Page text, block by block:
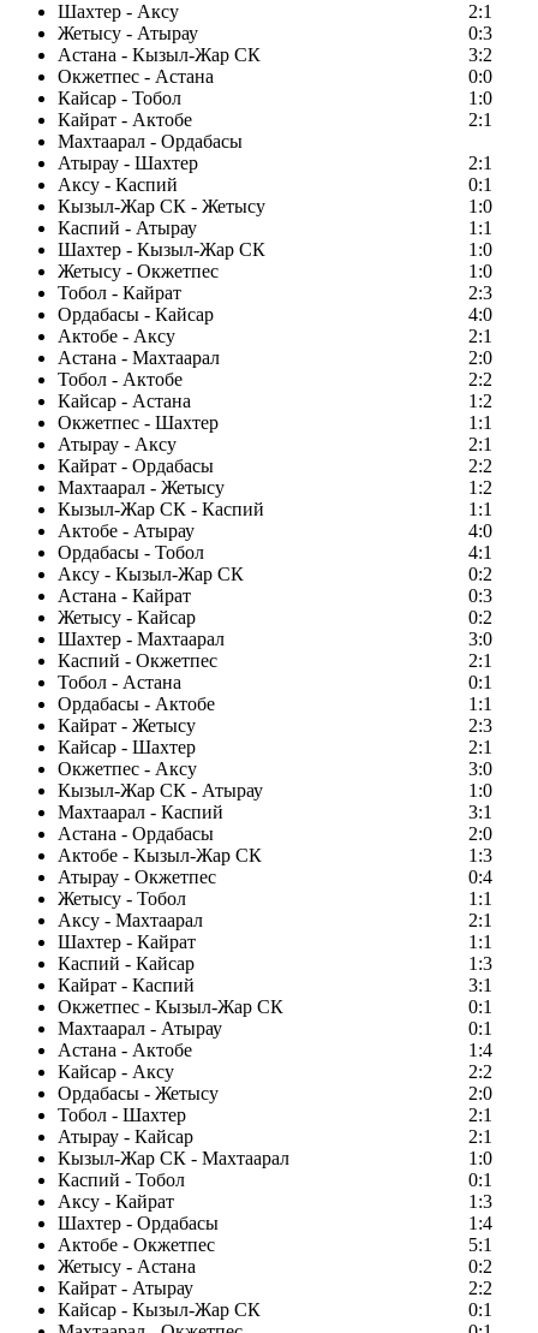
Шахтер - Аксу
2:1
Жетысу - Атырау
0:3
Астана - Кызыл-Жар СК
3:2
Окжетпес - Астана
0:0
Кайсар - Тобол
1:0
Кайрат - Актобе
2:1
Махтаарал - Ордабасы
Атырау - Шахтер
2:1
Аксу - Каспий
0:1
Кызыл-Жар СК - Жетысу
1:0
Каспий - Атырау
1:1
Шахтер - Кызыл-Жар СК
1:0
Жетысу - Окжетпес
1:0
Тобол - Кайрат
2:3
Ордабасы - Кайсар
4:0
Актобе - Аксу
2:1
Астана - Махтаарал
2:0
Тобол - Актобе
2:2
Кайсар - Астана
1:2
Окжетпес - Шахтер
1:1
Атырау - Аксу
2:1
Кайрат - Ордабасы
2:2
Махтаарал - Жетысу
1:2
Кызыл-Жар СК - Каспий
1:1
Актобе - Атырау
4:0
Ордабасы - Тобол
4:1
Аксу - Кызыл-Жар СК
0:2
Астана - Кайрат
0:3
Жетысу - Кайсар
0:2
Шахтер - Махтаарал
3:0
Каспий - Окжетпес
2:1
Тобол - Астана
0:1
Ордабасы - Актобе
1:1
Кайрат - Жетысу
2:3
Кайсар - Шахтер
2:1
Окжетпес - Аксу
3:0
Кызыл-Жар СК - Атырау
1:0
Махтаарал - Каспий
3:1
Астана - Ордабасы
2:0
Актобе - Кызыл-Жар СК
1:3
Атырау - Окжетпес
0:4
Жетысу - Тобол
1:1
Аксу - Махтаарал
2:1
Шахтер - Кайрат
1:1
Каспий - Кайсар
1:3
Кайрат - Каспий
3:1
Окжетпес - Кызыл-Жар СК
0:1
Махтаарал - Атырау
0:1
Астана - Актобе
1:4
Кайсар - Аксу
2:2
Ордабасы - Жетысу
2:0
Тобол - Шахтер
2:1
Атырау - Кайсар
2:1
Кызыл-Жар СК - Махтаарал
1:0
Каспий - Тобол
0:1
Аксу - Кайрат
1:3
Шахтер - Ордабасы
1:4
Актобе - Окжетпес
5:1
Жетысу - Астана
0:2
Кайрат - Атырау
2:2
Кайсар - Кызыл-Жар СК
0:1